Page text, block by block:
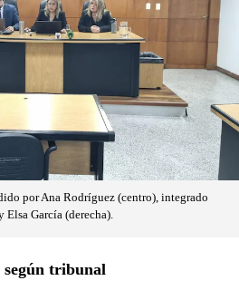
por Ana Rodríguez (centro), integrado
Elsa García (derecha).
según tribunal